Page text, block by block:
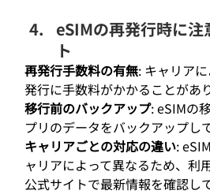
eSIMの再発行時に注
ト
再発行手数料の有無: キャリア
発行に手数料がかかることがあ
移行前のバックアップ: eSIMの
プリのデータをバックアップし
キャリアごとの対応の違い:
ャリアによって異なるため、利
公式サイトで最新情報を確認し